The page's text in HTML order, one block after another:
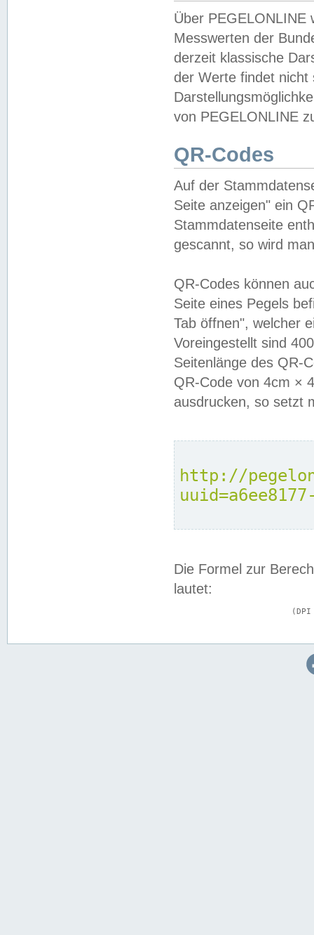
Über PEGELONLINE
Messwerten der
derzeit klassische
der Werte findet
von PEGELONLINE
QR-Codes
Auf der
Seite anzeigen" ein
Stammdatenseite
gescannt, so wird
QR-Codes können
Seite eines Pegels
Tab öffnen", welcher
Voreingestellt sind
Seitenlänge des QR-
QR-Code von 4cm ×
ausdrucken, so setzt
http://
Die Formel zur
lautet: